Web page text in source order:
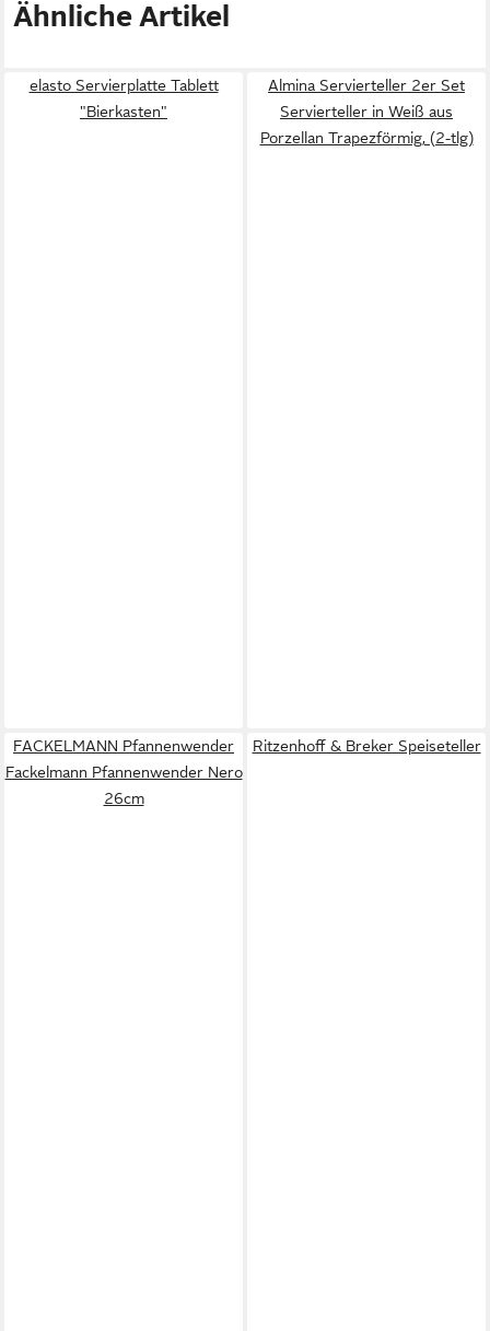
Ähnliche Artikel
elasto Servierplatte Tablett
"Bierkasten"
Almina Servierteller 2er Set
Servierteller in Weiß aus
Porzellan Trapezförmig, (2-tlg)
FACKELMANN Pfannenwender
Fackelmann Pfannenwender Nero
26cm
Ritzenhoff & Breker Speiseteller